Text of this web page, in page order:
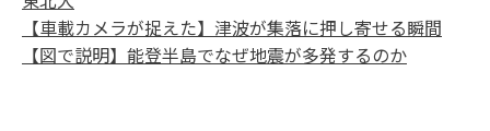
【車載カメラが捉えた】津波が集落に押し寄せる瞬間
【図で説明】能登半島でなぜ地震が多発するのか